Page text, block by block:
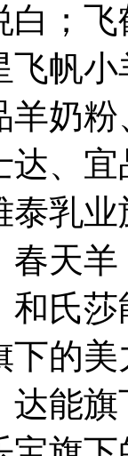
白；
飞帆
羊奶
达、
泰乳
春天
和氏
下的
达能